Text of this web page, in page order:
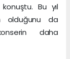
Bu yıl
olduğunu da
daha